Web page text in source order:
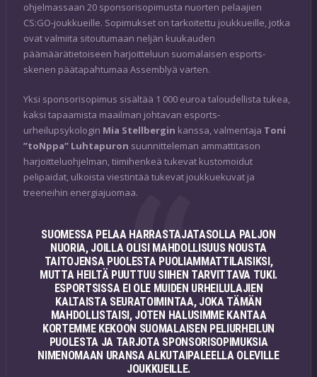
ohjelmassaan 20 sponsorisopimusta nuorten pelaajien
CS:GO-joukkueille. Sopimukset on tarkoitettu joukkueille, jotka
ovat valmiita sitoutumaan neljän kuukauden
päämäärätietoiseen harjoitteluun suomalaisen esports-
skenen päätapahtumaa Assemblyä varten.
Yksi sponsorisopimus sisältää 1 000 euroa taloudellista tukea,
kaksi tapaamista maailman johtavan esports-
urheilupsykologin Mia Stellbergin kanssa, valmentaja Toni
”toNppa” Luhtapuron suunnitteleman ammattitason
harjoitteluohjelman, tiimihenkeä tukevat kustomoidut
pelipaidat, ulkoista viestintää tukevat joukkuekuvat ja
treeneihin energiajuomaa.
SUOMESSA PELAA HARRASTAJATASOLLA PALJON
NUORIA, JOILLA OLISI MAHDOLLISUUS NOUSTA
TAITOJENSA PUOLESTA PUOLIAMMATTILAISIKSI,
MUTTA HEILTÄ PUUTTUU SIIHEN TARVITTAVA TUKI.
ESPORTSISSA EI OLE MUIDEN URHEILULAJIEN
KALTAISTA SEURATOIMINTAA, JOKA TÄMÄN
MAHDOLLISTAISI, JOTEN HALUSIMME KANTAA
KORTEMME KEKOON SUOMALAISEN PELIURHEILUN
PUOLESTA JA TARJOTA SPONSORISOPIMUKSIA
NIMENOMAAN URANSA ALKUTAIPALEELLA OLEVILLE
JOUKKUEILLE.